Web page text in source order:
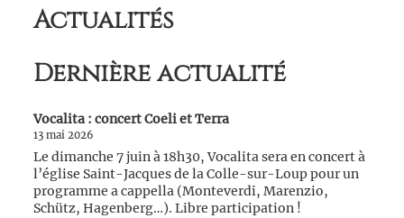
Actualités
Dernière actualité
Vocalita : concert Coeli et Terra
13 mai 2026
Le dimanche 7 juin à 18h30, Vocalita sera en concert à
l’église Saint-Jacques de la Colle-sur-Loup pour un
programme a cappella (Monteverdi, Marenzio,
Schütz, Hagenberg…). Libre participation !